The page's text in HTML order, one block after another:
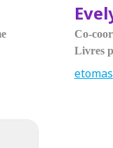
Co-
Livres